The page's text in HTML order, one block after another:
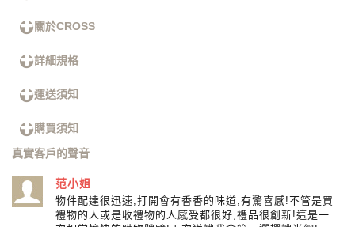
關於CROSS
詳細規格
運送須知
購買須知
真實客戶的聲音
范小姐
物件配達很迅速,打開會有香香的味道,有驚喜感!不管是買
禮物的人或是收禮物的人感受都很好,禮品很創新!這是一